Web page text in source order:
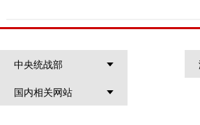
中央统战部
国内相关网站